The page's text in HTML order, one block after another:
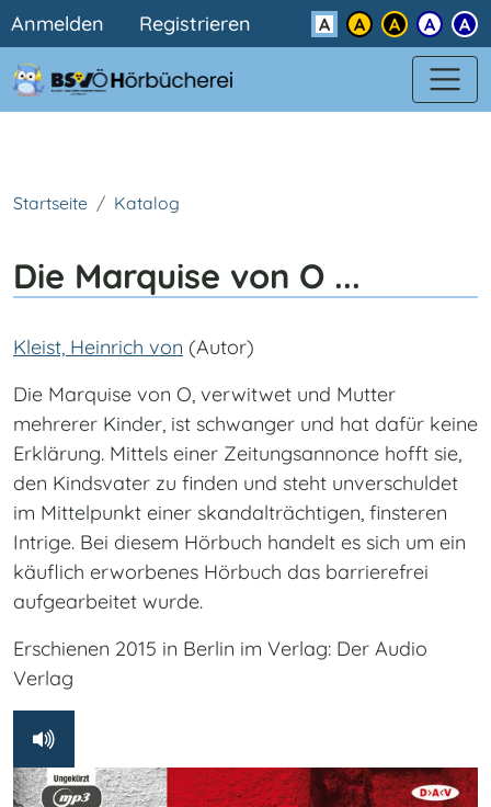
Direkt zum Inhalt
Benutzermenü
Anmelden Registrieren Kontrast
Startseite Katalog
Die Marquise von O ...
Kleist, Heinrich von (Autor)
Die Marquise von O, verwitwet und Mutter
mehrerer Kinder, ist schwanger und hat dafür keine
Erklärung. Mittels einer Zeitungsannonce hofft sie,
den Kindsvater zu finden und steht unverschuldet
im Mittelpunkt einer skandalträchtigen, finsteren
Intrige. Bei diesem Hörbuch handelt es sich um ein
käuflich erworbenes Hörbuch das barrierefrei
aufgearbeitet wurde.
Erschienen 2015 in Berlin im Verlag: Der Audio
Verlag